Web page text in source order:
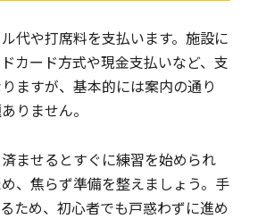
代や打席料を支払います。施設に
カード方式や現金支払いなど、支
ますが、基本的には案内の通り
りません。
ませるとすぐに練習を始められ
、焦らず準備を整えましょう。手
ため、初心者でも戸惑わずに進め